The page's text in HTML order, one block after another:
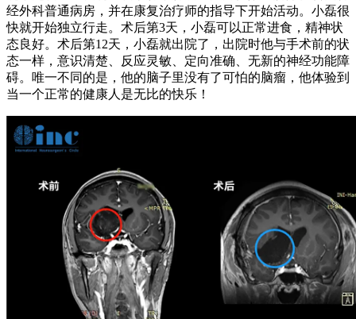
经外科普通病房，并在康复治疗师的指导下开始活动。小磊很
快就开始独立行走。术后第3天，小磊可以正常进食，精神状
态良好。术后第12天，小磊就出院了，出院时他与手术前的状
态一样，意识清楚、反应灵敏、定向准确、无新的神经功能障
碍。唯一不同的是，他的脑子里没有了可怕的脑瘤，他体验到
当一个正常的健康人是无比的快乐！